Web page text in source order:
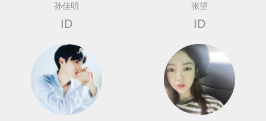
孙佳明
ID
张望
ID